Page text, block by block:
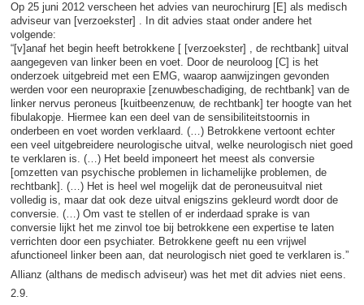
Op 25 juni 2012 verscheen het advies van neurochirurg [E] als medisch
adviseur van [verzoekster] . In dit advies staat onder andere het
volgende:
“[v]anaf het begin heeft betrokkene [ [verzoekster] , de rechtbank] uitval
aangegeven van linker been en voet. Door de neuroloog [C] is het
onderzoek uitgebreid met een EMG, waarop aanwijzingen gevonden
werden voor een neuropraxie [zenuwbeschadiging, de rechtbank] van de
linker nervus peroneus [kuitbeenzenuw, de rechtbank] ter hoogte van het
fibulakopje. Hiermee kan een deel van de sensibiliteitstoornis in
onderbeen en voet worden verklaard. (…) Betrokkene vertoont echter
een veel uitgebreidere neurologische uitval, welke neurologisch niet goed
te verklaren is. (…) Het beeld imponeert het meest als conversie
[omzetten van psychische problemen in lichamelijke problemen, de
rechtbank]. (…) Het is heel wel mogelijk dat de peroneusuitval niet
volledig is, maar dat ook deze uitval enigszins gekleurd wordt door de
conversie. (…) Om vast te stellen of er inderdaad sprake is van
conversie lijkt het me zinvol toe bij betrokkene een expertise te laten
verrichten door een psychiater. Betrokkene geeft nu een vrijwel
afunctioneel linker been aan, dat neurologisch niet goed te verklaren is.”
Allianz (althans de medisch adviseur) was het met dit advies niet eens.
2.9.